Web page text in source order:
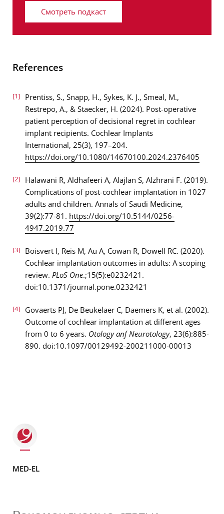
Смотреть подкаст
References
[1]
Prentiss, S., Snapp, H., Sykes, K. J., Smeal, M.,
Restrepo, A., & Staecker, H. (2024). Post-operative
patient perception of decisional regret in cochlear
implant recipients. Cochlear Implants
International, 25(3), 197–204.
https://doi.org/10.1080/14670100.2024.2376405
[2]
Halawani R, Aldhafeeri A, Alajlan S, Alzhrani F. (2019).
Complications of post-cochlear implantation in 1027
adults and children. Annals of Saudi Medicine,
39(2):77-81. https://doi.org/10.5144/0256-
4947.2019.77
[3]
Boisvert I, Reis M, Au A, Cowan R, Dowell RC. (2020).
Cochlear implantation outcomes in adults: A scoping
review. PLoS One.;15(5):e0232421.
doi:10.1371/journal.pone.0232421
[4]
Govaerts PJ, De Beukelaer C, Daemers K, et al. (2002).
Outcome of cochlear implantation at different ages
from 0 to 6 years. Otology anfNeurotology, 23(6):885-
890. doi:10.1097/00129492-200211000-00013
MED-EL